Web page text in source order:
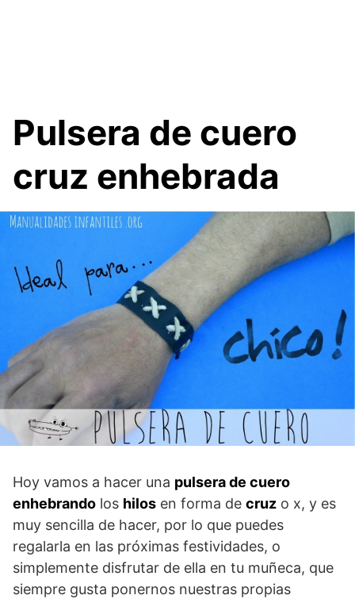
Pulsera de cuero
cruz enhebrada
Hoy vamos a hacer una pulsera de cuero
enhebrando los hilos en forma de cruz o x, y es
muy sencilla de hacer, por lo que puedes
regalarla en las próximas festividades, o
simplemente disfrutar de ella en tu muñeca, que
siempre gusta ponernos nuestras propias